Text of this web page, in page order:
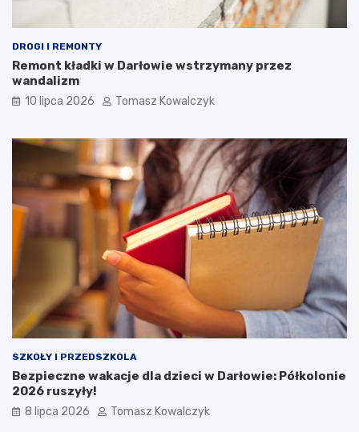
DROGI I REMONTY
Remont kładki w Darłowie wstrzymany przez
wandalizm
10 lipca 2026 Tomasz Kowalczyk
SZKOŁY I PRZEDSZKOLA
Bezpieczne wakacje dla dzieci w Darłowie: Półkolonie
2026 ruszyły!
8 lipca 2026 Tomasz Kowalczyk